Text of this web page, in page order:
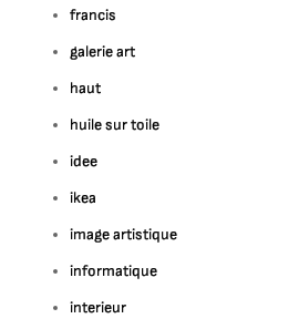
francis
galerie art
haut
huile sur toile
idee
ikea
image artistique
informatique
interieur